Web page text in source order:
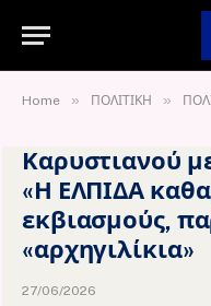
Home » ΠΟΛΙΤΙΚΗ »
Καρυστιανού
«Η ΕΛΠΙΔΑ
εκβιασμούς,
«αρχηγιλίκια»
27/06/2026